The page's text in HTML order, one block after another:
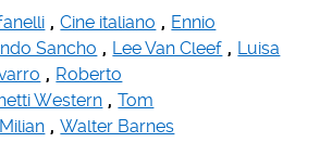
, Cine italiano , Ennio
Sancho , Lee Van Cleef , Luisa
, Roberto
Western , Tom
, Walter Barnes